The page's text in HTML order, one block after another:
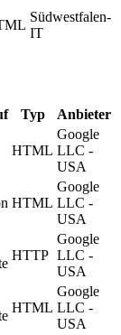
Südwestfalen-
IT
Typ Anbieter
HTML
Google
LLC -
USA
HTML
Google
LLC -
USA
HTTP
Google
LLC -
USA
HTML
Google
LLC -
USA